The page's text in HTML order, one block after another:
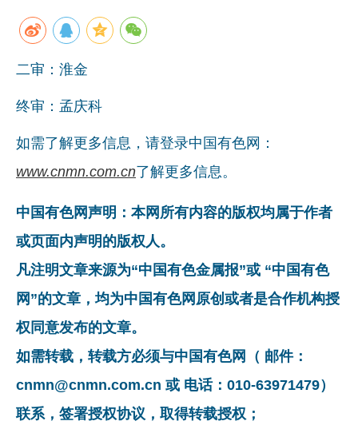
二审：淮金
终审：孟庆科
如需了解更多信息，请登录中国有色网：
www.cnmn.com.cn了解更多信息。
中国有色网声明：本网所有内容的版权均属于作者
或页面内声明的版权人。
凡注明文章来源为“中国有色金属报”或 “中国有色
网”的文章，均为中国有色网原创或者是合作机构授
权同意发布的文章。
如需转载，转载方必须与中国有色网（ 邮件：
cnmn@cnmn.com.cn 或 电话：010-63971479）
联系，签署授权协议，取得转载授权；